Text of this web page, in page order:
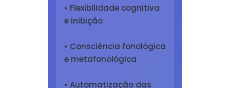
• Flexibilidade cognitiva
e inibição
• Consciência fonológica
e metafonológica
• Automatização das